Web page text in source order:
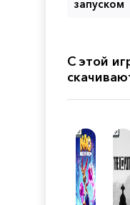
запуском
С этой